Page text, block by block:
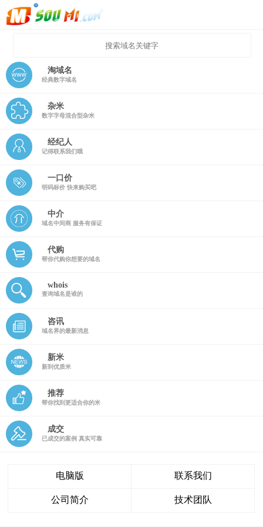
淘域名
经典数字域名
杂米
数字字母混合型杂米
经纪人
记得联系我们哦
一口价
明码标价 快来购买吧
中介
域名中间商 服务有保证
代购
帮你代购你想要的域名
whois
查询域名是谁的
咨讯
域名界的最新消息
新米
新到优质米
推荐
帮你找到更适合你的米
成交
已成交的案例 真实可靠
电脑版 联系我们
公司简介 技术团队